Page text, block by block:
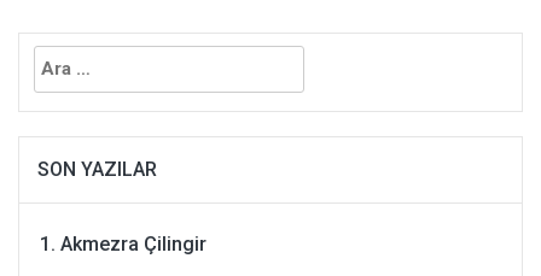
Arama:
SON YAZILAR
Akmezra Çilingir